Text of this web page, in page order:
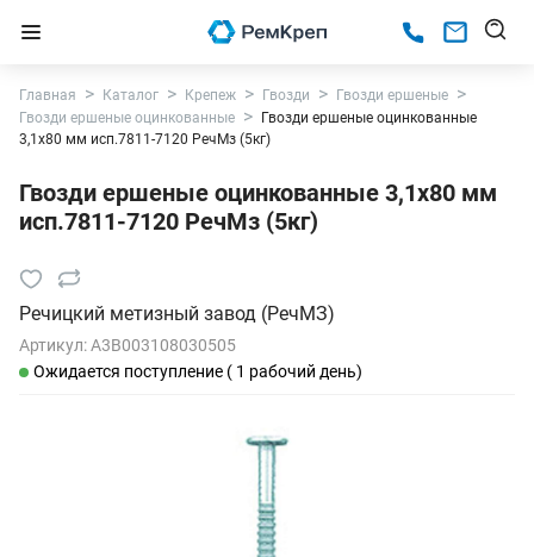
Главная Каталог Крепеж Гвозди
Гвозди ершеные
Гвозди ершеные оцинкованные
Гвозди ершеные оцинкованные
3,1х80 мм исп.7811-7120 РечМз (5кг)
Гвозди ершеные оцинкованные 3,1х80 мм
исп.7811-7120 РечМз (5кг)
Речицкий метизный завод (РечМЗ)
Артикул:A3B003108030505
Ожидается поступление ( 1 рабочий день)